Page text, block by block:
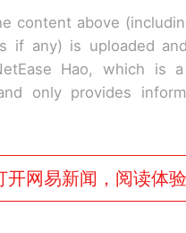
content above
if any) is uploaded
Hao, which is
only provides
开网易新闻，阅读体